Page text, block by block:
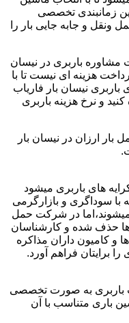
زمانبندی تخصصی
ونقل و جابه جایی بار را
باربری در نیسان
هزینه ای نیست تا با
نیسان بار فاریاب
و نرخ هزینه باربری
ارزان در نیسان بار
های باربری میشود
با سوداگری و بازارگرمی
میشوند،اما در شرکت حمل
ها حذف شده و کارشناسان
و کامیون داران مذاکره
را برایتان فراهم آورد.
باربری به صورت تخصصی
باری متناسب با آن